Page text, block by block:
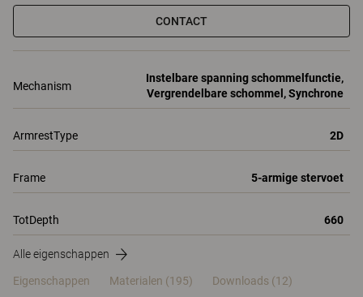
CONTACT
Mechanism
Instelbare spanning schommelfunctie,
Vergrendelbare schommel, Synchrone
ArmrestType 2D
Frame 5-armige stervoet
TotDepth 660
Alle eigenschappen
Eigenschappen Materialen (195) Downloads (12)